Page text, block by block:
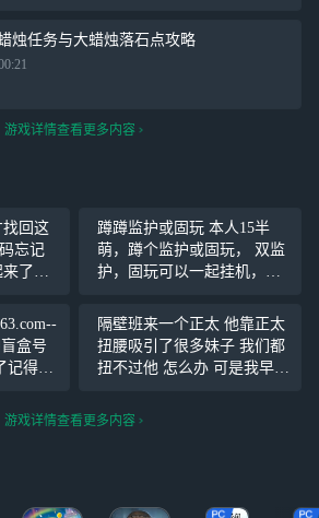
烛任务与大蜡烛落石点攻略
游戏详情查看更多内容
回这
忘记
来了，
蹲蹲监护或固玩 本人15半
萌，蹲个监护或固玩， 双监
护，固玩可以一起挂机，上
王者蛋仔迷你，不卡年龄不
卡建模，但监护要比我会玩
盒号
记得说
隔壁班来一个正太 他靠正太
扭腰吸引了很多妹子 我们都
扭不过他 怎么办 可是我早就
过来。 左边画个虫虫 右边画
游戏详情查看更多内容